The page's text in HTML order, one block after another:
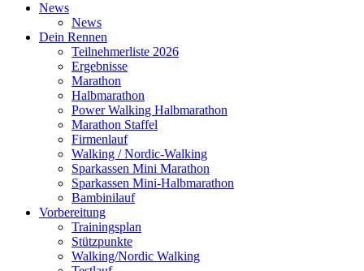
News
News
Dein Rennen
Teilnehmerliste 2026
Ergebnisse
Marathon
Halbmarathon
Power Walking Halbmarathon
Marathon Staffel
Firmenlauf
Walking / Nordic-Walking
Sparkassen Mini Marathon
Sparkassen Mini-Halbmarathon
Bambinilauf
Vorbereitung
Trainingsplan
Stützpunkte
Walking/Nordic Walking